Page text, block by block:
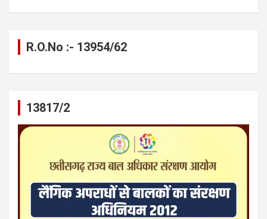
R.O.No :- 13954/62
13817/2